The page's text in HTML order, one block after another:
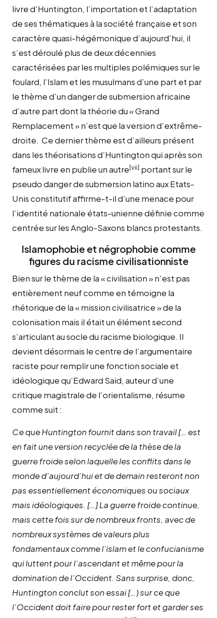
livre d’Huntington, l’importation et l’adaptation
de ses thématiques à la société française et son
caractère quasi-hégémonique d’aujourd’hui, il
s’est déroulé plus de deux décennies
caractérisées par les multiples polémiques sur le
foulard, l’Islam et les musulmans d’une part et par
le thème d’un danger de submersion africaine
d’autre part dont la théorie du « Grand
Remplacement » n’est que la version d’extrême-
droite. Ce dernier thème est d’ailleurs présent
dans les théorisations d’Huntington qui après son
fameux livre en publie un autre[vii] portant sur le
pseudo danger de submersion latino aux Etats-
Unis constitutif affirme-t-il d’une menace pour
l’identité nationale états-unienne définie comme
centrée sur les Anglo-Saxons blancs protestants.
Islamophobie et négrophobie comme
figures du racisme civilisationniste
Bien sur le thème de la « civilisation » n’est pas
entièrement neuf comme en témoigne la
rhétorique de la « mission civilisatrice » de la
colonisation mais il était un élément second
s’articulant au socle du racisme biologique. Il
devient désormais le centre de l’argumentaire
raciste pour remplir une fonction sociale et
idéologique qu’Edward Said, auteur d’une
critique magistrale de l’orientalisme, résume
comme suit :
Ce que Huntington fournit dans son travail [… est
en fait une version recyclée de la thèse de la
guerre froide selon laquelle les conflits dans le
monde d’aujourd’hui et de demain resteront non
pas essentiellement économiques ou sociaux
mais idéologiques. […] La guerre froide continue,
mais cette fois sur de nombreux fronts, avec de
nombreux systèmes de valeurs plus
fondamentaux comme l’islam et le confucianisme
qui luttent pour l’ascendant et même pour la
domination de l’Occident. Sans surprise, donc,
Huntington conclut son essai […) sur ce que
l’Occident doit faire pour rester fort et garder ses